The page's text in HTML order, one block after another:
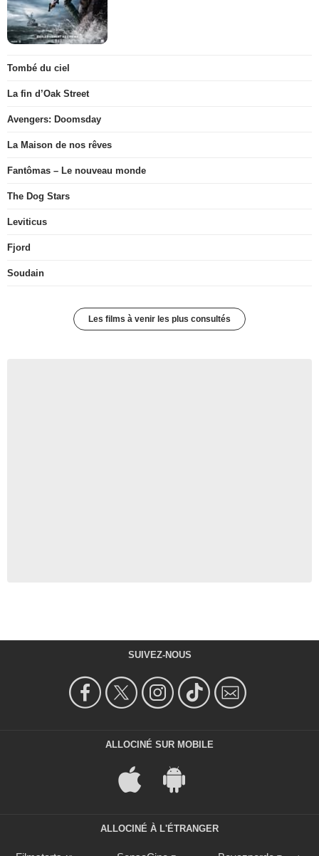
Tombé du ciel
La fin d’Oak Street
Avengers: Doomsday
La Maison de nos rêves
Fantômas – Le nouveau monde
The Dog Stars
Leviticus
Fjord
Soudain
Les films à venir les plus consultés
SUIVEZ-NOUS
ALLOCINÉ SUR MOBILE
ALLOCINÉ À L'ÉTRANGER